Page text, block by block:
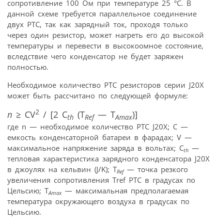
сопротивление 100 Oм при температуре 25 °С. В
данной схеме требуется параллельное соединение
двух PTC, так как зарядный ток, проходя только
через один резистор, может нагреть его до высокой
температуры и перевести в высокоомное состояние,
вследствие чего конденсатор не будет заряжен
полностью.
Необходимое количество PTC резисторов серии J20X
может быть рассчитано по следующей формуле:
n ≥ CV2 / [2 Cth (TRef— TAmax)]
где n — необходимое количество PTC J20X; C —
емкость конденсаторной батареи в фарадах; V —
максимальное напряжение заряда в вольтах; Cth —
тепловая характеристика зарядного конденсатора J20X
в джоулях на кельвин (J/K); TRef— точка резкого
увеличения сопротивления Tref PTC в градусах по
Цельсию; TAmax— максимальная предполагаемая
температура окружающего воздуха в градусах по
Цельсию.